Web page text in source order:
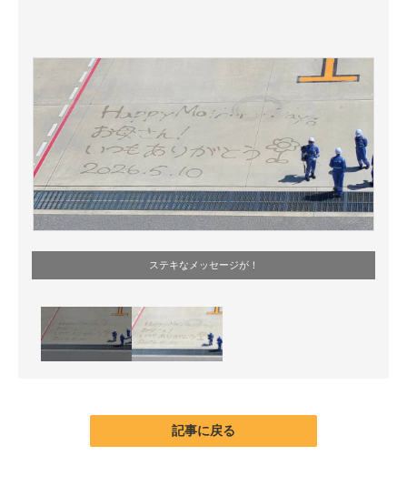
モノづくり技術者専門サイト
エレクトロニクス専門サイト
電子設計の基本と応用
エネルギーの専門メディア
建設×テクノロジーの最前線
ちょっと気になるネットの話題ステキなメッセージが！
記事に戻る